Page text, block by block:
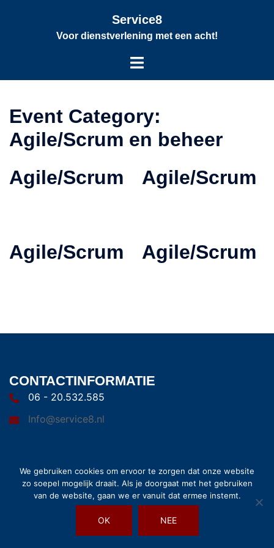
Service8
Voor dienstverlening met een acht!
Event Category:
Agile/Scrum en beheer
Agile/Scrum
Agile/Scrum
Agile/Scrum Agile/Scrum
CONTACTINFORMATIE
06 - 20.532.585
Info@service8.nl
© 2026 Service8. Trots aangedreven door
We gebruiken cookies om ervoor te zorgen dat onze website
zo soepel mogelijk draait. Als je doorgaat met het gebruiken
van de website, gaan we er vanuit dat ermee instemt.
OK NEE